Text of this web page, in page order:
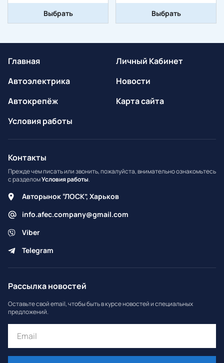
Выбрать Выбрать
Главная
Автоэлектрика
Автокрепёж
Условия работы
Личный Кабинет
Новости
Карта сайта
Контакты
Прежде чем писать или звонить, пожалуйста, внимательно ознакомьтесь
с разделомУсловия работы.
Авторынок “ЛОСК”, Харьков
info.afec.company@gmail.com
Viber
Telegram
Рассылка новостей
Оставьте свой email, чтобы быть в курсе новостей и специальных
предложений.